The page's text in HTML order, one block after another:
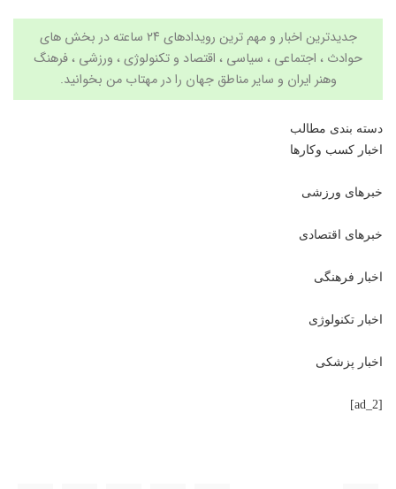
جدیدترین اخبار و مهم ترین رویدادهای ۲۴ ساعته در بخش های
حوادث ، اجتماعی ، سیاسی ، اقتصاد و تکنولوژی، ورزشی ، فرهنگ
وهنر ایران و سایر مناطق جهان را در مهتاب من بخوانید.
دسته بندی مطالب
اخبار کسب وکارها
خبرهای ورزشی
خبرهای اقتصادی
اخبار فرهنگی
اخبار تکنولوژی
اخبار پزشکی
[ad_2]